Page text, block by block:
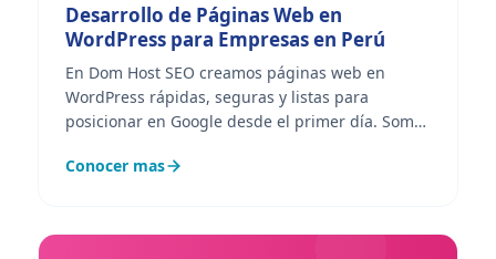
Desarrollo de Páginas Web en
WordPress para Empresas en Perú
En Dom Host SEO creamos páginas web en
WordPress rápidas, seguras y listas para
posicionar en Google desde el primer día. Somos
líderes —WordPress y Drupal—...
Conocer mas